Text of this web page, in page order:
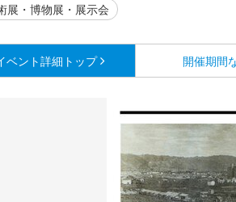
展・博物展・展示会
ベント詳細 トップ 開催期間